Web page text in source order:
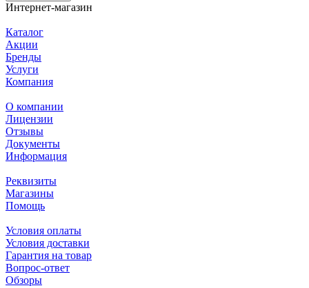
Интернет-магазин
Каталог
Акции
Бренды
Услуги
Компания
О компании
Лицензии
Отзывы
Документы
Информация
Реквизиты
Магазины
Помощь
Условия оплаты
Условия доставки
Гарантия на товар
Вопрос-ответ
Обзоры